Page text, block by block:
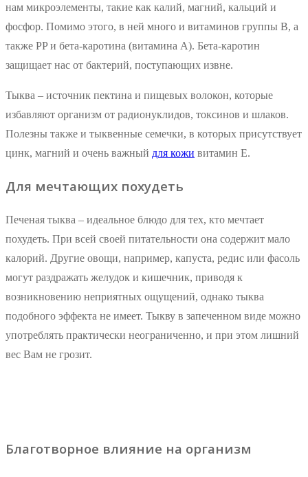
нам микроэлементы, такие как калий, магний, кальций и
фосфор. Помимо этого, в ней много и витаминов группы B, а
также PP и бета-каротина (витамина A). Бета-каротин
защищает нас от бактерий, поступающих извне.
Тыква – источник пектина и пищевых волокон, которые
избавляют организм от радионуклидов, токсинов и шлаков.
Полезны также и тыквенные семечки, в которых присутствует
цинк, магний и очень важный для кожи витамин E.
Для мечтающих похудеть
Печеная тыква – идеальное блюдо для тех, кто мечтает
похудеть. При всей своей питательности она содержит мало
калорий. Другие овощи, например, капуста, редис или фасоль
могут раздражать желудок и кишечник, приводя к
возникновению неприятных ощущений, однако тыква
подобного эффекта не имеет. Тыкву в запеченном виде можно
употреблять практически неограниченно, и при этом лишний
вес Вам не грозит.
Благотворное влияние на организм